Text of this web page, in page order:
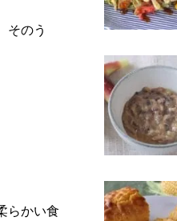
そのう
らかい食